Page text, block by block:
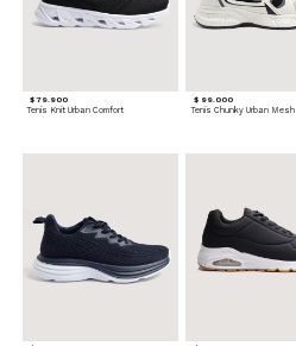
$ 79.900
Tenis Knit Urban Comfort
$ 99.000
Tenis Chunky Urban Mesh